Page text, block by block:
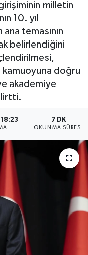
milletin
10. yıl
temasının
belirlendiğini
doğru
akademiye
7 DK
OKUNMA SÜRESI